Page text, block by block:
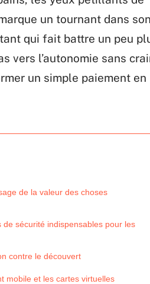
un tournant dans son
qui fait battre un peu
vers l’autonomie sans
un simple paiement en
de la valeur des choses
de sécurité indispensables pour les
contre le découvert
mobile et les cartes virtuelles